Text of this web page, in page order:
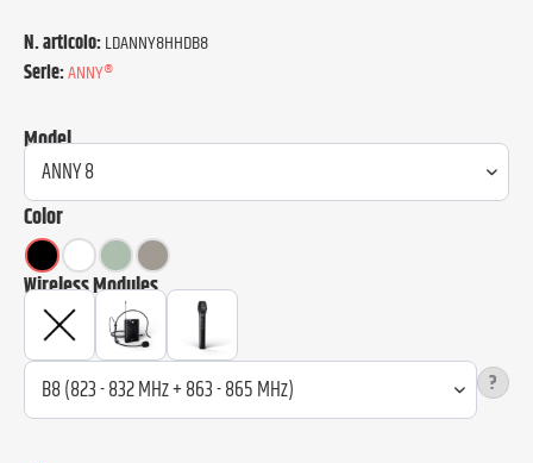
N. articolo:LDANNY8HHDB8
Serie:ANNY®
Model
Color
Wireless Modules
?